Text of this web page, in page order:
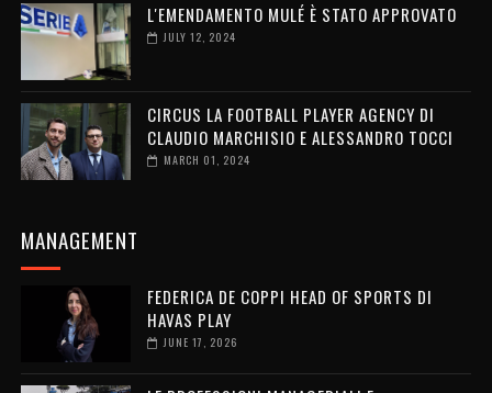
L'EMENDAMENTO MULÉ È STATO APPROVATO
JULY 12, 2024
CIRCUS LA FOOTBALL PLAYER AGENCY DI
CLAUDIO MARCHISIO E ALESSANDRO TOCCI
MARCH 01, 2024
MANAGEMENT
FEDERICA DE COPPI HEAD OF SPORTS DI
HAVAS PLAY
JUNE 17, 2026